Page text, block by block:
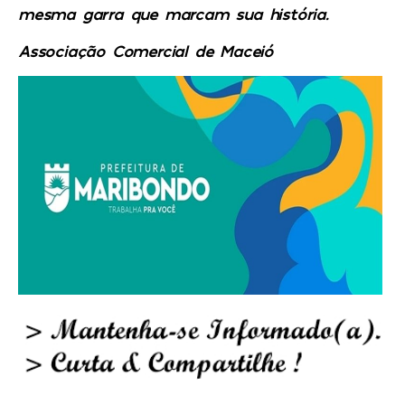
mesma garra que marcam sua história.
Associação Comercial de Maceió